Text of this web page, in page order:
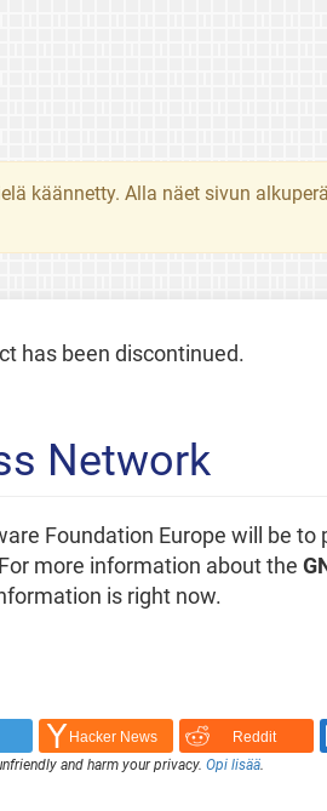
käännetty. Alla näet sivun
has been discontinued.
Network
Foundation Europe will be
more information about the
is right now.
Hacker News Reddit
and harm your privacy. Opi lisää.